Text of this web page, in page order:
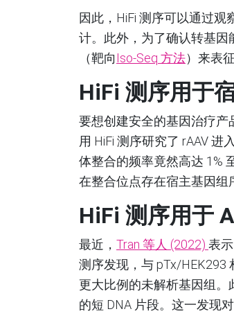
因此，HiFi 测序可以通过
计。此外，为了确认转基因
（靶向Iso-Seq 方法）来表
HiFi 测序用于
要想创建安全的基因治疗产
用 HiFi 测序研究了 rAAV
体整合的频率竟然高达 1%
在整合位点存在宿主基因组
HiFi 测序用于
最近， Tran 等人 (2022) 表
测序发现，与 pTx/HEK293
更大比例的未解析基因组
的短 DNA 片段。这一发现